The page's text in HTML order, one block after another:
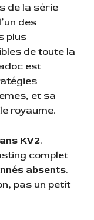
de la série
des
plus
de toute la
est
et sa
royaume.
KV2.
complet
absents.
pas un petit